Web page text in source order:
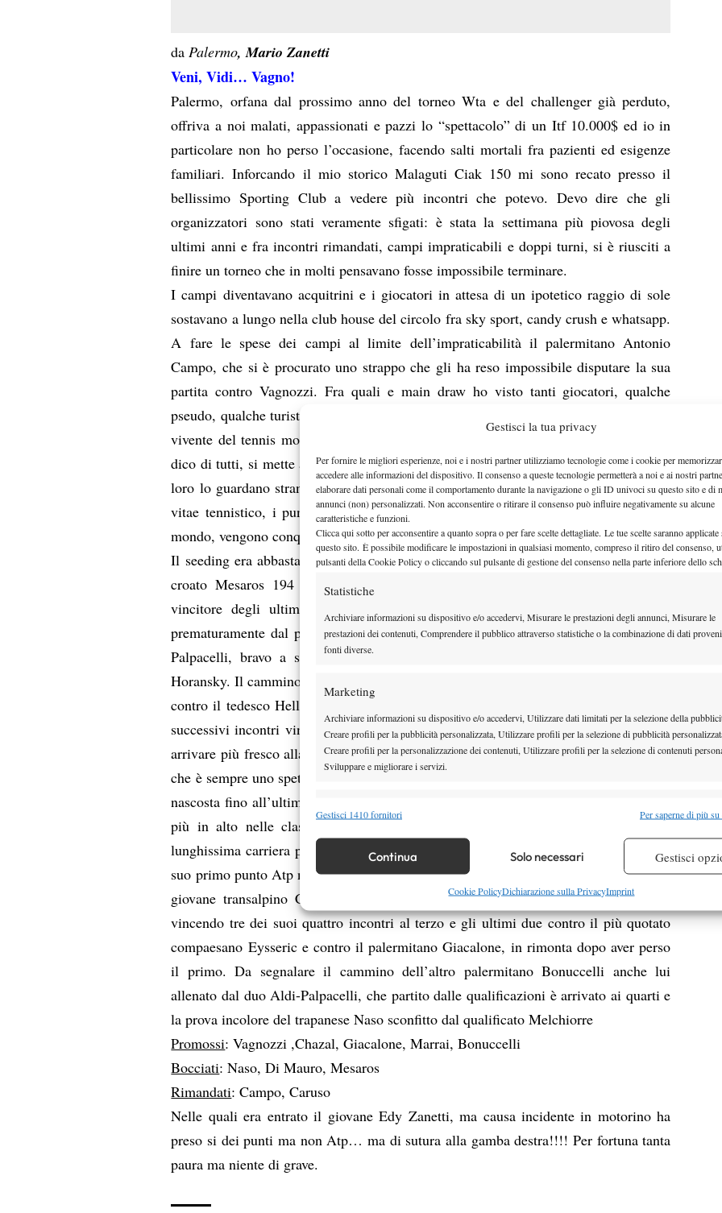
Gestisci la tua privacy
Per fornire le migliori esperienze, noi e i nostri partner utilizziamo tecnologie come i cookie per
accedere alle informazioni del dispositivo. Il consenso a queste tecnologie permetterà a noi e ai nostri
elaborare dati personali come il comportamento durante la navigazione o gli ID univoci su questo sito e di
annunci (non) personalizzati. Non acconsentire o ritirare il consenso può influire negativamente su alcune
caratteristiche e funzioni.
Clicca qui sotto per acconsentire a quanto sopra o per fare scelte dettagliate. Le tue scelte saranno applicate
questo sito. È possibile modificare le impostazioni in qualsiasi momento, compreso il ritiro del consenso,
pulsanti della Cookie Policy o cliccando sul pulsante di gestione del consenso nella parte inferiore dello
Statistiche
Archiviare informazioni su dispositivo e/o accedervi, Misurare le prestazioni degli annunci, Misurare le
prestazioni dei contenuti, Comprendere il pubblico attraverso statistiche o la combinazione di dati
fonti diverse.
Marketing
Archiviare informazioni su dispositivo e/o accedervi, Utilizzare dati limitati per la selezione della
Creare profili per la pubblicità personalizzata, Utilizzare profili per la selezione di pubblicità
Creare profili per la personalizzazione dei contenuti, Utilizzare profili per la selezione di contenuti
Sviluppare e migliorare i servizi.
Funzionalità
Identificare i dispositivi in base alle informazioni trasmesse automaticamente.
Garantire la sicurezza, prevenire e rilevare frodi, correggere errori,
Erogare e presentare pubblicità e contenuto, Salvare e comunicare le
scelte sulla privacy.
Gestisci 1410 fornitori Per saperne di più
Continua Solo necessari Gestisci
Cookie PolicyDichiarazione sulla PrivacyImprint
da Palermo,Mario Zanetti
Veni, Vidi… Vagno!
Palermo, orfana dal prossimo anno del torneo Wta e del challenger già perduto,
offriva a noi malati, appassionati e pazzi lo “spettacolo” di un Itf 10.000$ ed io in
particolare non ho perso l’occasione, facendo salti mortali fra pazienti ed esigenze
familiari. Inforcando il mio storico Malaguti Ciak 150 mi sono recato presso il
bellissimo Sporting Club a vedere più incontri che potevo. Devo dire che gli
organizzatori sono stati veramente sfigati: è stata la settimana più piovosa degli
ultimi anni e fra incontri rimandati, campi impraticabili e doppi turni, si è riusciti a
finire un torneo che in molti pensavano fosse impossibile terminare.
I campi diventavano acquitrini e i giocatori in attesa di un ipotetico raggio di sole
sostavano a lungo nella club house del circolo fra sky sport, candy crush e whatsapp.
A fare le spese dei campi al limite dell’impraticabilità il palermitano Antonio
Campo, che si è procurato uno strappo che gli ha reso impossibile disputare la sua
partita contro Vagnozzi. Fra quali e main draw ho visto tanti giocatori, qualche
pseudo, qualche turista tennista e qualcuno che si farà. Ho incontrato Nino, Treccani
vivente del tennis mondiale: sa tutto di tutti, giocatori, incontri, risultati di tutti ma
dico di tutti, si mette a tu per tu con tutti i giocatori presenti, con grande familiarità,
loro lo guardano straniti, ma appena gli incomincia a snocciolare il loro curriculum
vitae tennistico, i punti acquisiti e le loro partecipazioni nei vari tornei di tutto il
mondo, vengono conquistati dalla sua conoscenza.
Il seeding era abbastanza scarsuccio, ma si poteva contare sulla testa di serie n°1 il
croato Mesaros 194 del mondo e la testa di serie n°2 il siracusano Di Mauro
vincitore degli ultimi due itf palermitani: il primo ha perso inopinatamente e
prematuramente dal pur bravo palermitano Omar Giacalone, allenato dal duo Aldi-
Palpacelli, bravo a sfruttare l’occasione, e il secondo dal giovane slovacco ’93
Horansky. Il cammino di Vagnozzi a parte un primo turno complicato e vinto al terzo
contro il tedesco Heller, è stato agevolato dal già commentato ritiro di Campo e dai
successivi incontri vinti agevolmente in due set che in termini di energia lo ha fatto
arrivare più fresco alla finale. Non vedevo giocare Vagnozzi da un po’, ma devo dire
che è sempre uno spettacolo ammirarlo: bella mano, rapido e con una palla corta ben
nascosta fino all’ultimo che ha terrorizzato i suoi avversari. Peccato non averlo visto
più in alto nelle classifiche, probabilmente ha pagato dazio nel corso della sua
lunghissima carriera per un fisico non esattamente aitante, se non sbaglio ha preso il
suo primo punto Atp nel 2001 ed è stato n° 161. E in finale è arrivato con sorpresa il
giovane transalpino Chazal anno ’93, che ha mostrato un caratterino mica male,
vincendo tre dei suoi quattro incontri al terzo e gli ultimi due contro il più quotato
compaesano Eysseric e contro il palermitano Giacalone, in rimonta dopo aver perso
il primo. Da segnalare il cammino dell’altro palermitano Bonuccelli anche lui
allenato dal duo Aldi-Palpacelli, che partito dalle qualificazioni è arrivato ai quarti e
la prova incolore del trapanese Naso sconfitto dal qualificato Melchiorre
Promossi: Vagnozzi ,Chazal, Giacalone, Marrai, Bonuccelli
Bocciati: Naso, Di Mauro, Mesaros
Rimandati: Campo, Caruso
Nelle quali era entrato il giovane Edy Zanetti, ma causa incidente in motorino ha
preso si dei punti ma non Atp… ma di sutura alla gamba destra!!!! Per fortuna tanta
paura ma niente di grave.